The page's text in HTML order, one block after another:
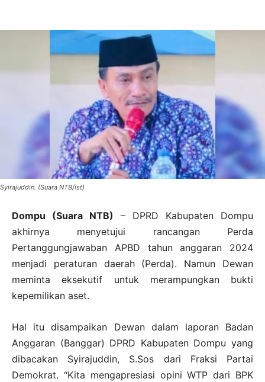
Syirajuddin. (Suara NTB/ist)
Dompu (Suara NTB) – DPRD Kabupaten Dompu
akhirnya menyetujui rancangan Perda
Pertanggungjawaban APBD tahun anggaran 2024
menjadi peraturan daerah (Perda). Namun Dewan
meminta eksekutif untuk merampungkan bukti
kepemilikan aset.
Hal itu disampaikan Dewan dalam laporan Badan
Anggaran (Banggar) DPRD Kabupaten Dompu yang
dibacakan Syirajuddin, S.Sos dari Fraksi Partai
Demokrat. “Kita mengapresiasi opini WTP dari BPK